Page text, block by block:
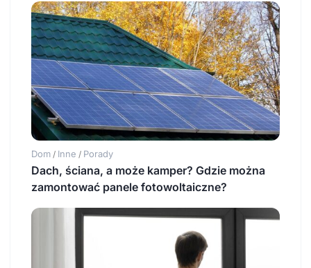
Dom / Inne / Porady
Dach, ściana, a może kamper? Gdzie można
zamontować panele fotowoltaiczne?